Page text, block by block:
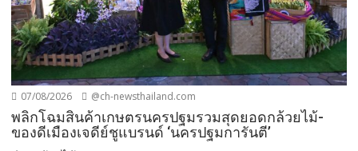
07/08/2026 @ch-newsthailand.com
พลิกโฉมสินค้าเกษตรนครปฐมรวมสุดยอดกล้วยไม้-
ของดีเมืองเจดีย์ชูแบรนด์ ‘นครปฐมการันตี’